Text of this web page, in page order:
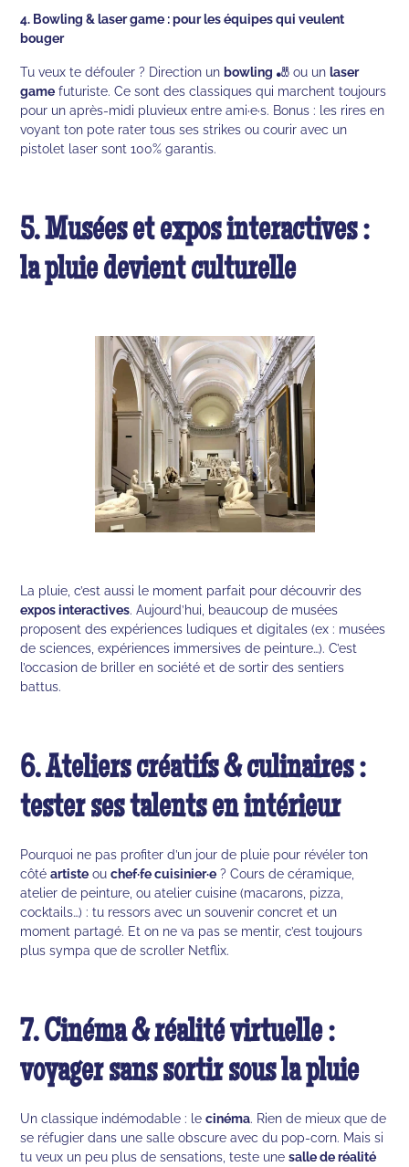
4. Bowling & laser game : pour les équipes qui veulent
bouger
Tu veux te défouler ? Direction unbowling 🎳 ou unlaser
game futuriste. Ce sont des classiques qui marchent toujours
pour un après-midi pluvieux entre ami·e·s. Bonus : les rires en
voyant ton pote rater tous ses strikes ou courir avec un
pistolet laser sont 100% garantis.
5. Musées et expos interactives :
la pluie devient culturelle
La pluie, c’est aussi le moment parfait pour découvrir des
expos interactives. Aujourd’hui, beaucoup de musées
proposent des expériences ludiques et digitales (ex : musées
de sciences, expériences immersives de peinture…). C’est
l’occasion de briller en société et de sortir des sentiers
battus.
6. Ateliers créatifs & culinaires :
tester ses talents en intérieur
Pourquoi ne pas profiter d’un jour de pluie pour révéler ton
côtéartiste ouchef·fe cuisinier·e ? Cours de céramique,
atelier de peinture, ou atelier cuisine (macarons, pizza,
cocktails…) : tu ressors avec un souvenir concret et un
moment partagé. Et on ne va pas se mentir, c’est toujours
plus sympa que de scroller Netflix.
7. Cinéma & réalité virtuelle :
voyager sans sortir sous la pluie
Un classique indémodable : lecinéma. Rien de mieux que de
se réfugier dans une salle obscure avec du pop-corn. Mais si
tu veux un peu plus de sensations, teste unesalle de réalité